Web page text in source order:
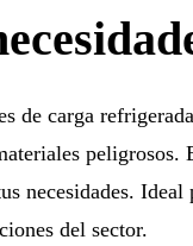
de carga
peligrosos.
necesidades. Ideal
del sector.